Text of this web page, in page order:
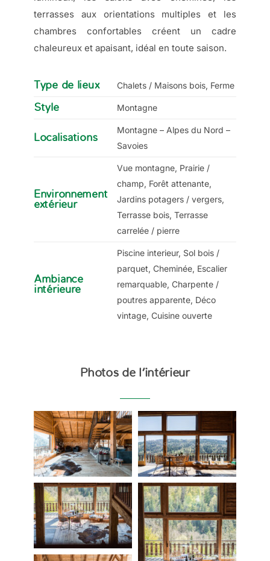
terrasses aux orientations multiples et les
chambres confortables créent un cadre
chaleureux et apaisant, idéal en toute saison.
Type de lieux Chalets / Maisons bois, Ferme
Style Montagne
Localisations
Montagne – Alpes du Nord –
Savoies
Environnement
extérieur
Vue montagne, Prairie /
champ, Forêt attenante,
Jardins potagers / vergers,
Terrasse bois, Terrasse
carrelée / pierre
Ambiance
intérieure
Piscine interieur, Sol bois /
parquet, Cheminée, Escalier
remarquable, Charpente /
poutres apparente, Déco
vintage, Cuisine ouverte
Photos de l’intérieur